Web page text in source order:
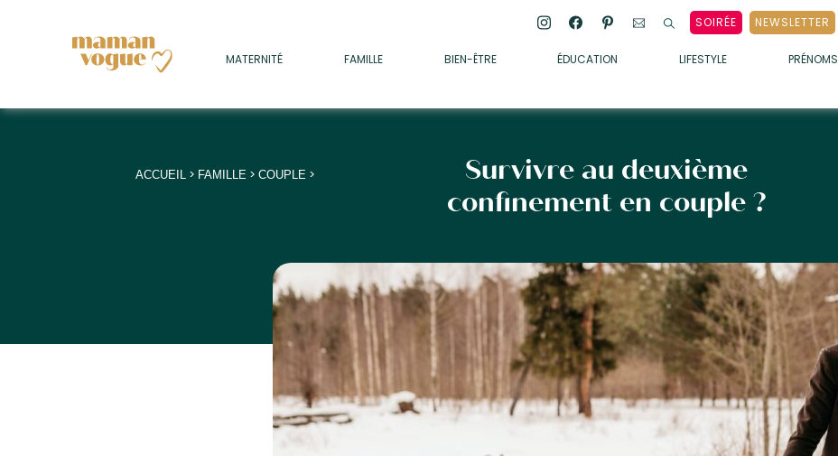
SOIRÉE NEWSLETTER
MATERNITÉ FAMILLE BIEN-ÊTRE ÉDUCATION LIFESTYLE PRÉNOMS
• SOMMEIL
• MÉDECINE DOUCE
• SOINS
+
+
ACCUEIL> FAMILLE> COUPLE>
Survivre au deuxième
confinement en couple ?